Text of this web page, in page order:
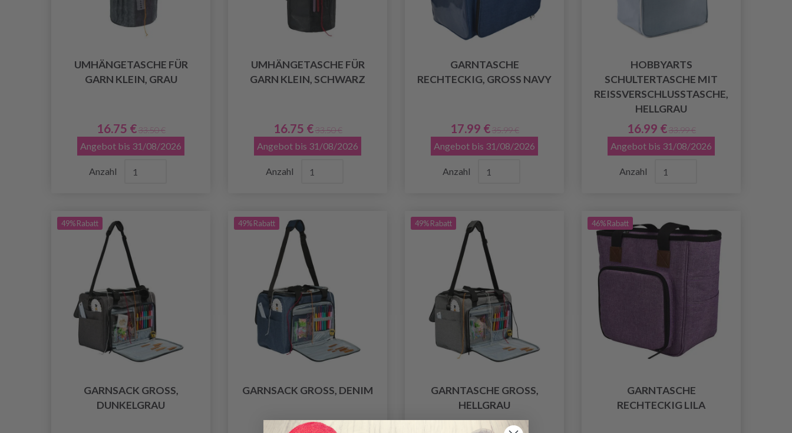
UMHÄNGETASCHE FÜR
GARN KLEIN, GRAU
16.75 € 33.50 €
Angebot bis 31/08/2026
Anzahl
UMHÄNGETASCHE FÜR
GARN KLEIN, SCHWARZ
16.75 € 33.50 €
Angebot bis 31/08/2026
Anzahl
GARNTASCHE
RECHTECKIG, GROSS NAVY
17.99 € 35.99 €
Angebot bis 31/08/2026
Anzahl
HOBBYARTS
SCHULTERTASCHE MIT
REISSVERSCHLUSSTASCHE, H
ELLGRAU
16.99 € 33.99 €
Angebot bis 31/08/2026
Anzahl
49% Rabatt
GARNSACK GROSS, D
UNKELGRAU
49% Rabatt
GARNSACK GROSS, DENIM
49% Rabatt
GARNTASCHE GROSS, H
ELLGRAU
46% Rabatt
GARNTASCHE
RECHTECKIG LILA